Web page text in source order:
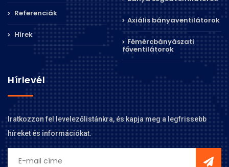
Referenciák
Hírek
Axiális bányaventilátorok
Fémércbányászati
főventilátorok
Hírlevél
Iratkozzon fel levelezőlistánkra, és kapja meg a legfrissebb
híreket és információkat.